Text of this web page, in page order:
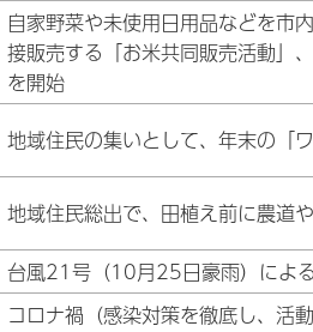
自家野菜や未使用日用品などを市
接販売する「お米共同販売活動」
を開始
地域住民の集いとして、年末の「
地域住民総出で、田植え前に農道
台風21号（10月25日豪雨）によ
コロナ禍（感染対策を徹底し、活動